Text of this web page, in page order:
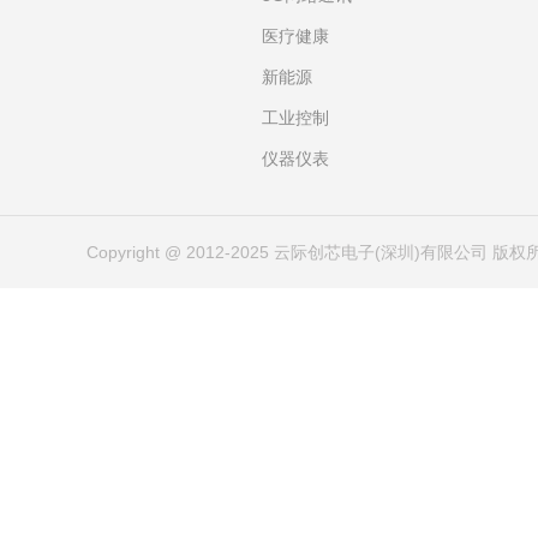
医疗健康
新能源
工业控制
仪器仪表
Copyright @ 2012-2025 云际创芯电子(深圳)有限公司 版权